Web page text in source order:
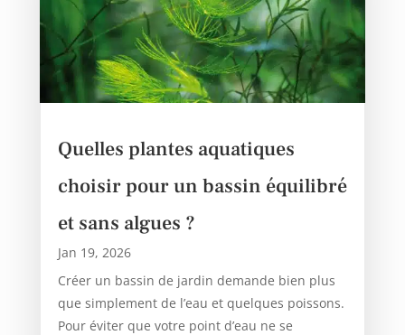
Quelles plantes aquatiques
choisir pour un bassin équilibré
et sans algues ?
Jan 19, 2026
Créer un bassin de jardin demande bien plus
que simplement de l’eau et quelques poissons.
Pour éviter que votre point d’eau ne se